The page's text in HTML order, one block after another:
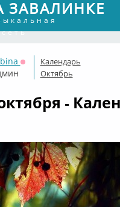
ЗАВАЛИНКЕ
Оффлайн
Календарь
Октябрь
-